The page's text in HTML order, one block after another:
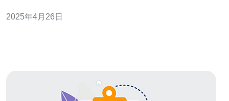
的硬件设施，确保高效的性能和快速的响应速度。我们的
2025年4月26日